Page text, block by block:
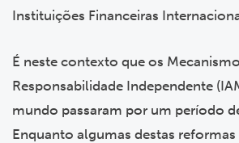
Instituições Financeiras
É neste contexto que os
Responsabilidade Independente
mundo passaram por um período
Enquanto algumas destas